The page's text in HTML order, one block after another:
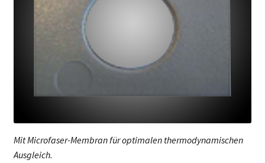
Mit Microfaser-Membran für optimalen thermodynamischen
Ausgleich.